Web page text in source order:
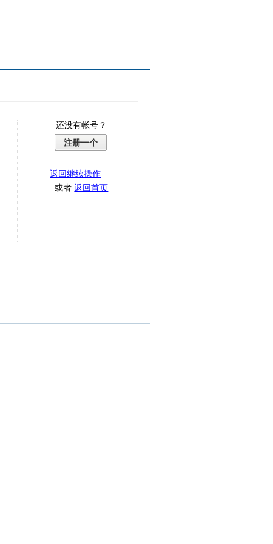
还没有帐号？
注册一个
返回继续操作
或者返回首页